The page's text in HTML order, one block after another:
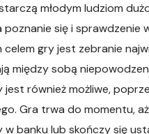
młodym ludziom
poznanie się i sprawdzenie
celem gry jest zebranie
między sobą
jest również możliwe,
Gra trwa do momentu,
w banku lub skończy się